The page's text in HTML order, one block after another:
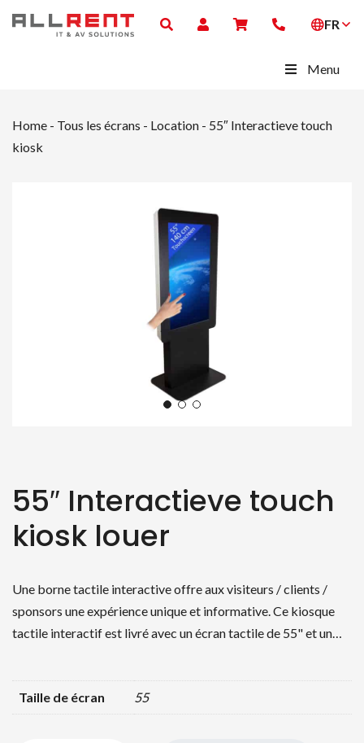
FR
Menu
Home - Tous les écrans - Location - 55″ Interactieve touch
kiosk
55″ Interactieve touch
kiosk louer
Une borne tactile interactive offre aux visiteurs / clients /
sponsors une expérience unique et informative. Ce kiosque
tactile interactif est livré avec un écran tactile de 55" et un…
Taille de écran 55